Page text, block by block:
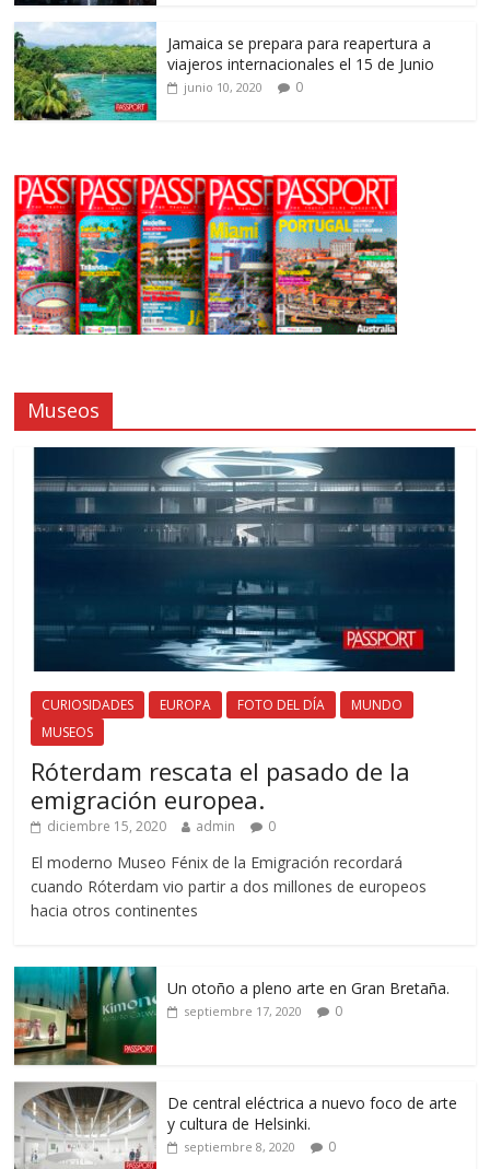
Jamaica se prepara para reapertura a
viajeros internacionales el 15 de Junio
junio 10, 2020 0
Museos
CURIOSIDADES EUROPA FOTO DEL DÍA
MUNDO
MUSEOS
Róterdam rescata el pasado de la
emigración europea.
diciembre 15, 2020 admin 0
El moderno Museo Fénix de la Emigración recordará
cuando Róterdam vio partir a dos millones de europeos
hacia otros continentes
Un otoño a pleno arte en Gran Bretaña.
septiembre 17, 2020 0
De central eléctrica a nuevo foco de arte
y cultura de Helsinki.
septiembre 8, 2020 0